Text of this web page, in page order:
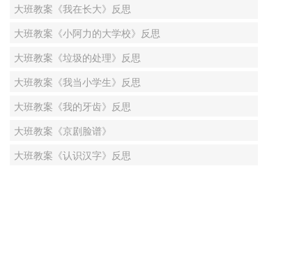
大班教案《我在长大》反思
大班教案《小阿力的大学校》反思
大班教案《垃圾的处理》反思
大班教案《我当小学生》反思
大班教案《我的牙齿》反思
大班教案《京剧脸谱》
大班教案《认识汉字》反思